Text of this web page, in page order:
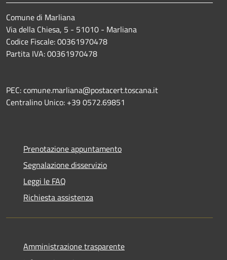
Comune di Marliana
Via della Chiesa, 5 - 51010 - Marliana
Codice Fiscale: 00361970478
Partita IVA: 00361970478
PEC: comune.marliana@postacert.toscana.it
Centralino Unico: +39 0572.69851
Prenotazione appuntamento
Segnalazione disservizio
Leggi le FAQ
Richiesta assistenza
Amministrazione trasparente